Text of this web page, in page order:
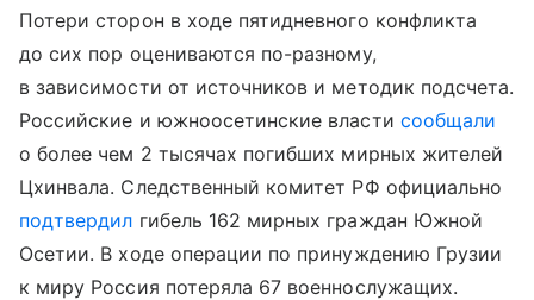
Потери сторон в ходе пятидневного конфликта
до сих пор оцениваются по-разному,
в зависимости от источников и методик подсчета.
Российские и южноосетинские власти сообщали
о более чем 2 тысячах погибших мирных жителей
Цхинвала. Следственный комитет РФ официально
подтвердил гибель 162 мирных граждан Южной
Осетии. В ходе операции по принуждению Грузии
к миру Россия потеряла 67 военнослужащих.